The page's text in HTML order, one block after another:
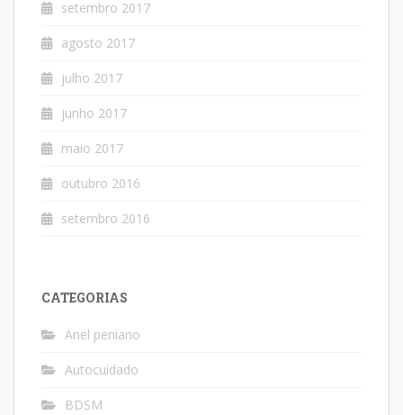
setembro 2017
agosto 2017
julho 2017
junho 2017
maio 2017
outubro 2016
setembro 2016
CATEGORIAS
Anel peniano
Autocuidado
BDSM